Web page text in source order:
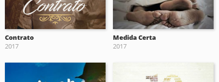
Contrato
2017
Medida Certa
2017